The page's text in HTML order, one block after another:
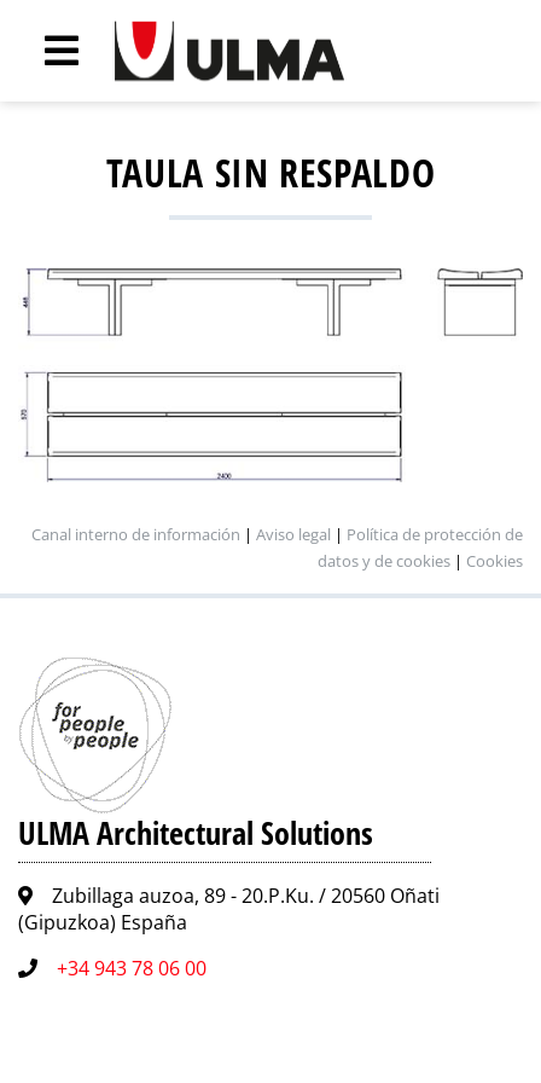
TAULA SIN RESPALDO
Canal interno de información | Aviso legal | Política de protección de
datos y de cookies | Cookies
ULMA Architectural Solutions
Zubillaga auzoa, 89 - 20.P.Ku. / 20560 Oñati
(Gipuzkoa) España
+34 943 78 06 00